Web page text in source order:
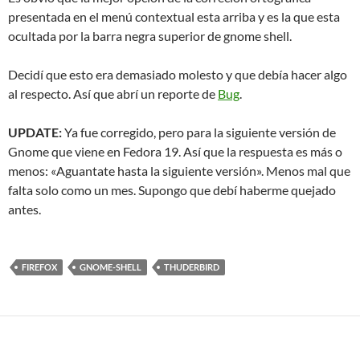
presentada en el menú contextual esta arriba y es la que esta
ocultada por la barra negra superior de gnome shell.
Decidí que esto era demasiado molesto y que debía hacer algo
al respecto. Así que abrí un reporte de Bug.
UPDATE:Ya fue corregido, pero para la siguiente versión de
Gnome que viene en Fedora 19. Así que la respuesta es más o
menos: «Aguantate hasta la siguiente versión». Menos mal que
falta solo como un mes. Supongo que debí haberme quejado
antes.
FIREFOX GNOME-SHELL THUDERBIRD